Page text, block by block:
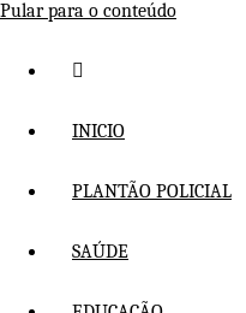
Pular para o conteúdo
INICIO
PLANTÃO POLICIAL
SAÚDE